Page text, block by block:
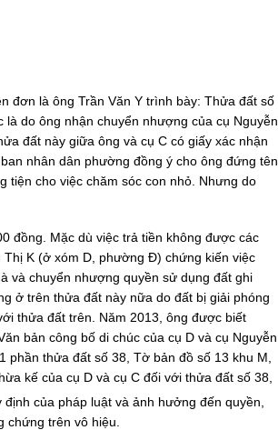
đơn là ông Trần Văn Y trình bày: Thửa đất số
do ông nhận chuyển nhượng của cụ Nguyễn
đất này giữa ông và cụ C có giấy xác nhận
nhân dân phường đồng ý cho ông đứng tên
tiện cho việc chăm sóc con nhỏ. Nhưng do
đồng. Mặc dù việc trả tiền không được các
K (ở xóm D, phường Đ) chứng kiến việc
và chuyển nhượng quyền sử dụng đất ghi
ở trên thửa đất này nữa do đất bị giải phóng
thửa đất trên. Năm 2013, ông được biết
bản công bố di chúc của cụ D và cụ Nguyễn
thửa đất số 38, Tờ bản đồ số 13 khu M,
kế của cụ D và cụ C đối với thửa đất số 38,
của pháp luật và ảnh hưởng đến quyền,
trên vô hiệu.